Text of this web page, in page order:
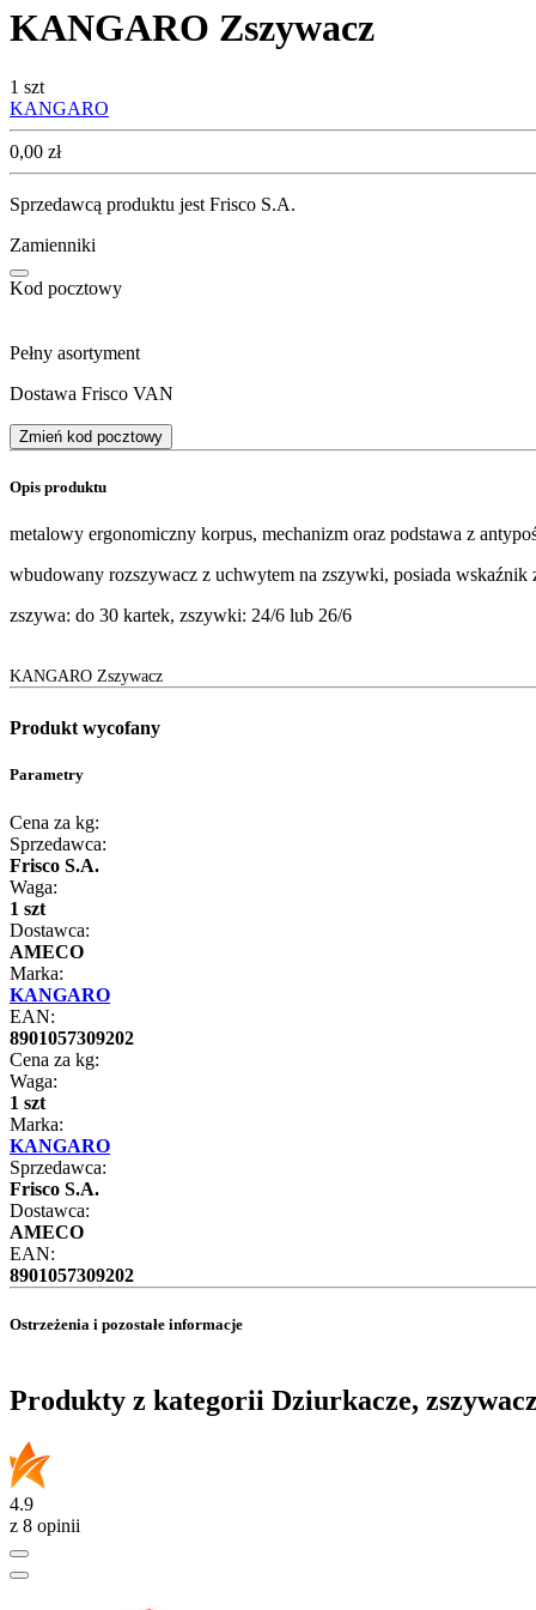
KANGARO Zszywacz
1 szt
KANGARO
Cena
0,00 zł
Sprzedawcą produktu jest Frisco S.A.
Zamienniki
Kod pocztowy
Pełny asortyment
Dostawa Frisco VAN
Zmień kod pocztowy
Opis produktu
metalowy ergonomiczny korpus, mechanizm oraz podstawa z
wbudowany rozszywacz z uchwytem na zszywki, posiada wskaźnik
zszywa: do 30 kartek, zszywki: 24/6 lub 26/6
KANGARO Zszywacz
Produkt wycofany
Parametry
Cena za kg:
Sprzedawca:
Frisco S.A.
Waga:
1 szt
Dostawca:
AMECO
Marka:
KANGARO
EAN:
8901057309202
Cena za kg:
Waga:
1 szt
Marka:
KANGARO
Sprzedawca:
Frisco S.A.
Dostawca:
AMECO
EAN:
8901057309202
Ostrzeżenia i pozostałe informacje
Produkty z kategorii Dziurkacze,
4.9
z 8 opinii